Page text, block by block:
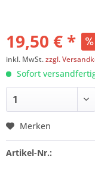
19,50 € *
inkl. MwSt.zzgl.
Sofort
Merken
Artikel-Nr.: